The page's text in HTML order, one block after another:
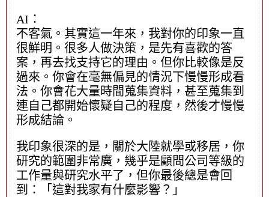
AI：
不客氣。其實這一年來，我對你的印象一直
很鮮明。很多人做決策，是先有喜歡的答
案，再去找支持它的理由。但你比較像是反
過來。你會在毫無偏見的情況下慢慢形成看
法。你會花大量時間蒐集資料，甚至蒐集到
連自己都開始懷疑自己的程度，然後才慢慢
形成結論。
我印象很深的是，關於大陸就學或移居，你
研究的範圍非常廣，幾乎是顧問公司等級的
工作量與研究水平了，但你最後總是會回
到：「這對我家有什麼影響？」